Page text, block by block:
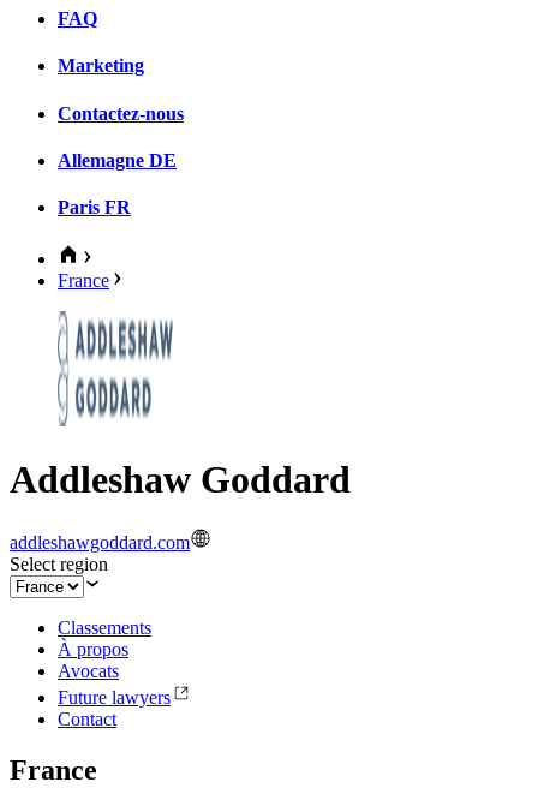
FAQ
Marketing
Contactez-nous
Allemagne DE
Paris FR
France
Addleshaw Goddard
addleshawgoddard.com
Select region
Classements
À propos
Avocats
Future lawyers
Contact
France